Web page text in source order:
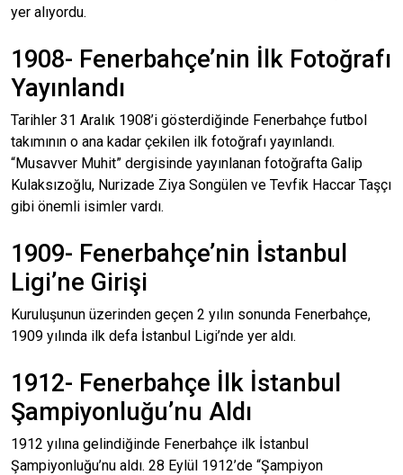
yer alıyordu.
1908- Fenerbahçe’nin İlk Fotoğrafı
Yayınlandı
Tarihler 31 Aralık 1908’i gösterdiğinde Fenerbahçe futbol
takımının o ana kadar çekilen ilk fotoğrafı yayınlandı.
“Musavver Muhit” dergisinde yayınlanan fotoğrafta Galip
Kulaksızoğlu, Nurizade Ziya Songülen ve Tevfik Haccar Taşçı
gibi önemli isimler vardı.
1909- Fenerbahçe’nin İstanbul
Ligi’ne Girişi
Kuruluşunun üzerinden geçen 2 yılın sonunda Fenerbahçe,
1909 yılında ilk defa İstanbul Ligi’nde yer aldı.
1912- Fenerbahçe İlk İstanbul
Şampiyonluğu’nu Aldı
1912 yılına gelindiğinde Fenerbahçe ilk İstanbul
Şampiyonluğu’nu aldı. 28 Eylül 1912’de “Şampiyon